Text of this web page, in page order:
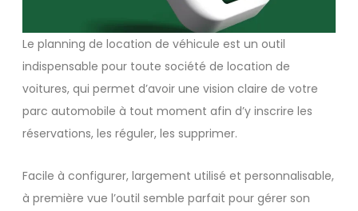
Le planning de location de véhicule est un outil
indispensable pour toute société de location de
voitures, qui permet d’avoir une vision claire de votre
parc automobile à tout moment afin d’y inscrire les
réservations, les réguler, les supprimer.
Facile à configurer, largement utilisé et personnalisable,
à première vue l’outil semble parfait pour gérer son